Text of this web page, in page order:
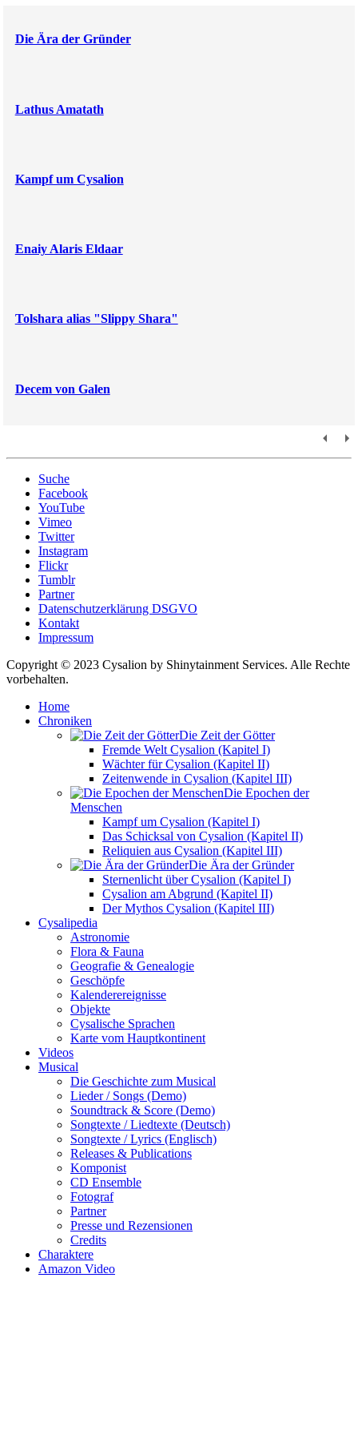
Die Ära der Gründer
Lathus Amatath
Kampf um Cysalion
Enaiy Alaris Eldaar
Tolshara alias "Slippy Shara"
Decem von Galen
Suche
Facebook
YouTube
Vimeo
Twitter
Instagram
Flickr
Tumblr
Partner
Datenschutzerklärung DSGVO
Kontakt
Impressum
Copyright © 2023 Cysalion by Shinytainment Services. Alle Rechte
vorbehalten.
Home
Chroniken
Die Zeit der Götter
Fremde Welt Cysalion (Kapitel I)
Wächter für Cysalion (Kapitel II)
Zeitenwende in Cysalion (Kapitel III)
Die Epochen der
Menschen
Kampf um Cysalion (Kapitel I)
Das Schicksal von Cysalion (Kapitel II)
Reliquien aus Cysalion (Kapitel III)
Die Ära der Gründer
Sternenlicht über Cysalion (Kapitel I)
Cysalion am Abgrund (Kapitel II)
Der Mythos Cysalion (Kapitel III)
Cysalipedia
Astronomie
Flora & Fauna
Geografie & Genealogie
Geschöpfe
Kalenderereignisse
Objekte
Cysalische Sprachen
Karte vom Hauptkontinent
Videos
Musical
Die Geschichte zum Musical
Lieder / Songs (Demo)
Soundtrack & Score (Demo)
Songtexte / Liedtexte (Deutsch)
Songtexte / Lyrics (Englisch)
Releases & Publications
Komponist
CD Ensemble
Fotograf
Partner
Presse und Rezensionen
Credits
Charaktere
Amazon Video